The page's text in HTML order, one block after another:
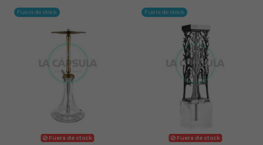
Fuera de stock
Fuera de stock
Fuera de stock
Fuera de stock